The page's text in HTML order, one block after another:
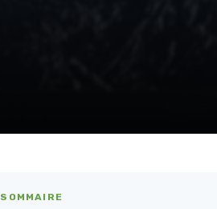
SOMMAIRE